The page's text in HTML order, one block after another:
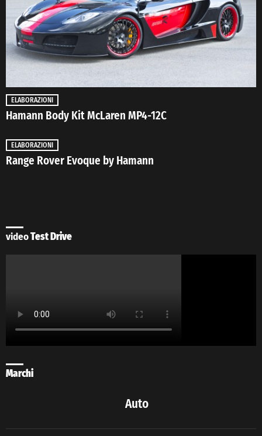
ELABORAZIONI
Hamann Body Kit McLaren MP4-12C
ELABORAZIONI
Range Rover Evoque by Hamann
videoTest Drive
Marchi
Auto